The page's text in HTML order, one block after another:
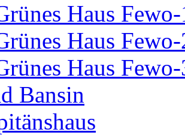
Haus
Haus
Haus
Bansin